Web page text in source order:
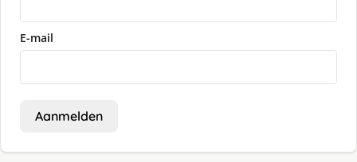
E-mail
Aanmelden